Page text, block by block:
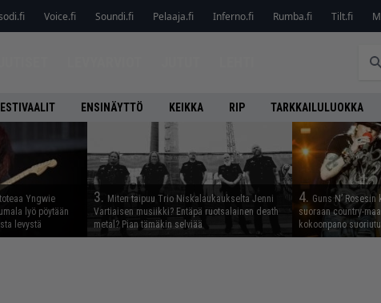
Voice.fi Soundi.fi Pelaaja.fi Inferno.fi Rumba.fi Tilt.fi
ENSINÄYTTÖ KEIKKA RIP TARKKAILULUOKKA
Yngwie
lyö pöytään
levystä
3. Miten taipuu Trio Niskalaukaukselta Jenni
Vartiaisen musiikki? Entäpä ruotsalainen death
metal? Pian tämäkin selviää
4. Guns N’
suoraan country-
kokoonpano